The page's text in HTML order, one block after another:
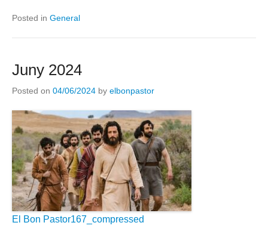
Posted in General
Juny 2024
Posted on 04/06/2024 by elbonpastor
El Bon Pastor167_compressed